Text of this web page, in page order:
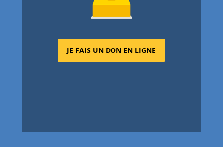
JE FAIS UN DON EN LIGNE